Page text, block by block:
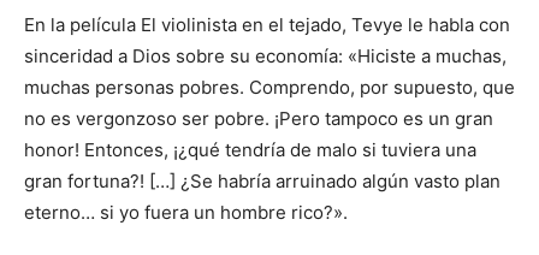
En la película El violinista en el tejado, Tevye le habla con
sinceridad a Dios sobre su economía: «Hiciste a muchas,
muchas personas pobres. Comprendo, por supuesto, que
no es vergonzoso ser pobre. ¡Pero tampoco es un gran
honor! Entonces, ¡¿qué tendría de malo si tuviera una
gran fortuna?! […] ¿Se habría arruinado algún vasto plan
eterno… si yo fuera un hombre rico?».